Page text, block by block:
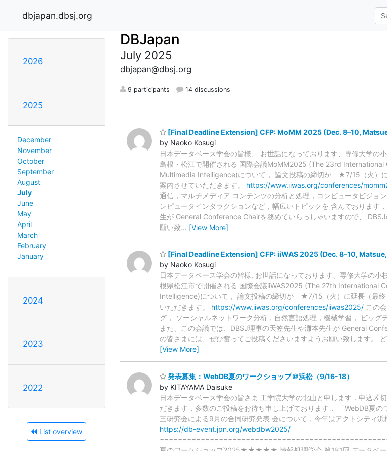
dbjapan.dbsj.org
2026
2025
December
November
October
September
August
July
June
May
April
March
February
January
2024
2023
2022
List overview
DBJapan
July 2025
dbjapan@dbsj.org
9 participants 14 discussions
[Final Deadline Extension] CFP: MoMM 2025 (Dec. 8–10,
by Naoko Kosugi
日本データベース学会の皆様、 お世話になっております、専修大学の
島根・松江で開催される 国際会議MoMM2025 (The 23rd
Multimedia Intelligence)について， 論文投稿の締切が ★7/15（火）
案内させていただきます。 https://www.iiwas.org/conferences/
通信，マルチメディア コンテンツの分析と処理，コンピュータビジョ
ンピュータインタラクションなど，幅広いトピックを 含んでおります
生が General Conference Chairを務めていらっしゃいますので、
願い致… [View More]
[Final Deadline Extension] CFP: iiWAS 2025 (Dec. 8–10,
by Naoko Kosugi
日本データベース学会の皆様, お世話になっております、専修大学の
根県松江市で開催される 国際会議iiWAS2025 (The 27th International
Intelligence)について， 論文投稿の締切が ★7/15（火）に延長（最
いただきます。 https://www.iiwas.org/conferences/iiwas2025/ この
グ， ソーシャルネットワーク分析，自然言語処理，機械学習， ビッグ
また、この会議では、DBSJ理事の天笠先生や灘本先生が General
の皆さまには、ぜひ奮ってご投稿くださいますようお願い致します
[View More]
発表募集：WebDB夏のワークショップ＠浜松（9/16-18）
by KITAYAMA Daisuke
日本データベース学会の皆さま 工学院大学の北山と申します．申込〆
だきます．多数のご投稿をお待ち申し上げております． 「WebDB夏
三研究会による9月の合同研究発表 会について，今年はアクトシティ
https://db-event.jpn.org/webdbw2025/